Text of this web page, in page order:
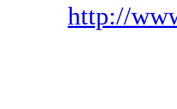
http://